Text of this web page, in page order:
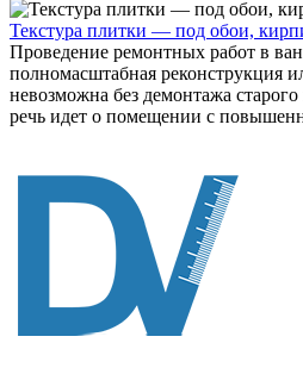
Текстура плитки — под обои,
Проведение ремонтных работ в
полномасштабная реконструкция
невозможна без демонтажа
речь идет о помещении с